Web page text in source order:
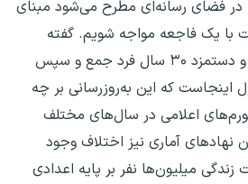
در فضای رسانه‌ای مطرح می‌شود مبنای
با یک فاجعه مواجه شویم. گفته
می‌شود قرار است حقوق و دستمزد ۳۰ سال فرد جمع و سپس
اینجاست که این به‌روزرسانی بر چه
اعلامی در سال‌های مختلف
نهادهای آماری نیز اختلاف وجود
زندگی میلیون‌ها نفر بر پایه اعدادی